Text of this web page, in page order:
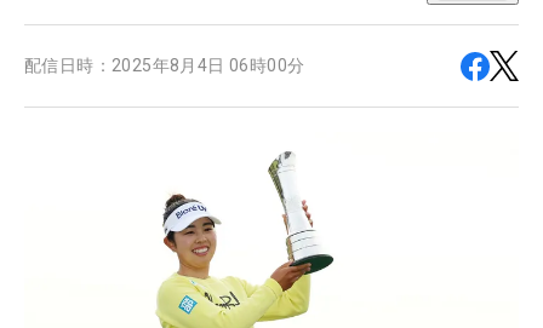
配信日時： 2025年8月4日 06時00分